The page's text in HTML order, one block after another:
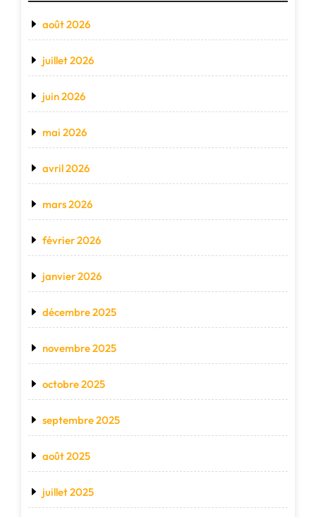
août 2026
juillet 2026
juin 2026
mai 2026
avril 2026
mars 2026
février 2026
janvier 2026
décembre 2025
novembre 2025
octobre 2025
septembre 2025
août 2025
juillet 2025